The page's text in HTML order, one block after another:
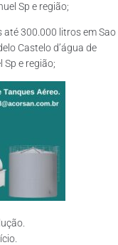
Sp e região;
até 300.000 litros em Sao
Castelo d’água de
e região;